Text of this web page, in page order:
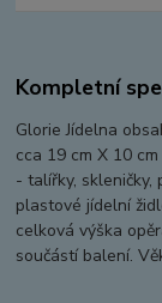
Kompletní
Glorie Jídelna
cca 19 cm X 10
- talířky, skleničky,
plastové jídelní
celková výška
součástí balení.